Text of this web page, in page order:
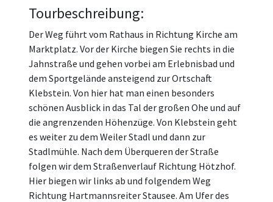
Tourbeschreibung:
Der Weg führt vom Rathaus in Richtung Kirche am
Marktplatz. Vor der Kirche biegen Sie rechts in die
Jahnstraße und gehen vorbei am Erlebnisbad und
dem Sportgelände ansteigend zur Ortschaft
Klebstein. Von hier hat man einen besonders
schönen Ausblick in das Tal der großen Ohe und auf
die angrenzenden Höhenzüge. Von Klebstein geht
es weiter zu dem Weiler Stadl und dann zur
Stadlmühle. Nach dem Überqueren der Straße
folgen wir dem Straßenverlauf Richtung Hötzhof.
Hier biegen wir links ab und folgendem Weg
Richtung Hartmannsreiter Stausee. Am Ufer des